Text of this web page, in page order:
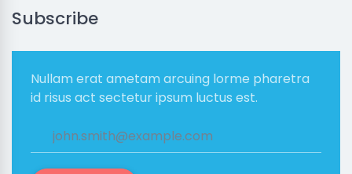
Subscribe
Nullam erat ametam arcuing lorme pharetra
id risus act sectetur ipsum luctus est.